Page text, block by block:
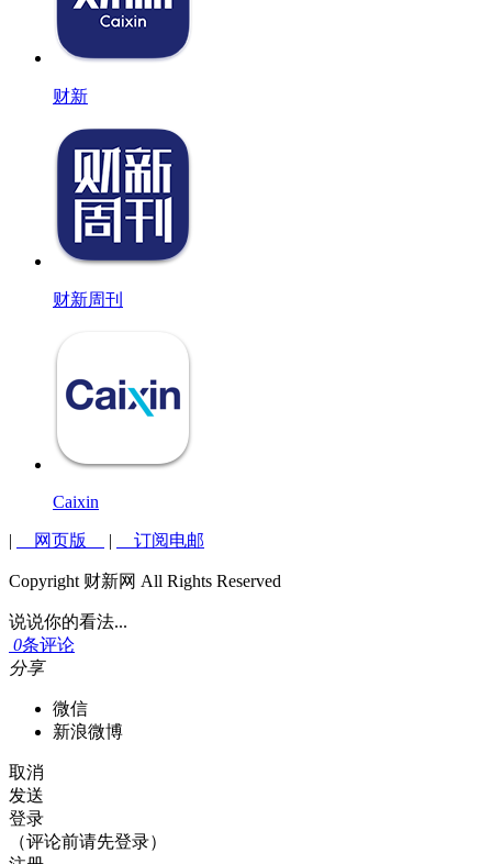
财新
财新周刊
Caixin
| 网页版 | 订阅电邮
Copyright 财新网 All Rights Reserved
说说你的看法...
0条评论
分享
微信
新浪微博
取消
发送
登录
（评论前请先登录）